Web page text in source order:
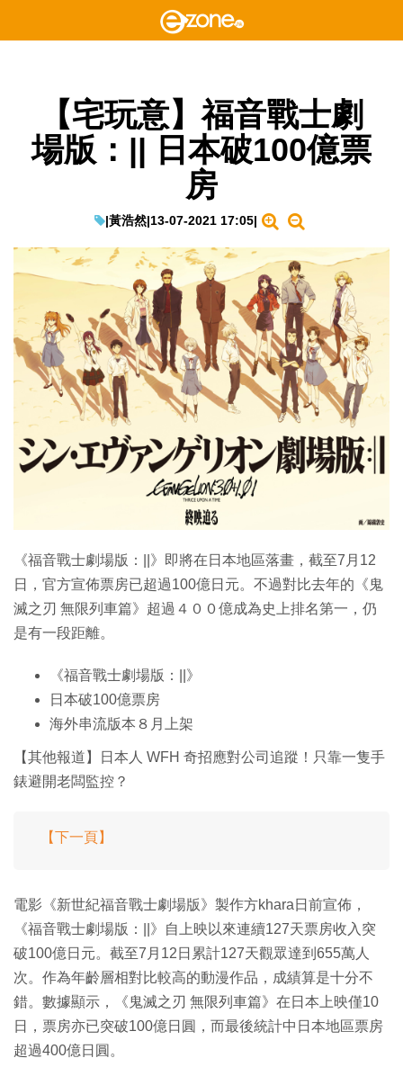
【宅玩意】福音戰士劇
場版：|| 日本破100億票
房
|黃浩然|13-07-2021 17:05|
《福音戰士劇場版：||》即將在日本地區落畫，截至7月12
日，官方宣佈票房已超過100億日元。不過對比去年的《鬼
滅之刃 無限列車篇》超過４００億成為史上排名第一，仍
是有一段距離。
《福音戰士劇場版：||》
日本破100億票房
海外串流版本８月上架
【其他報道】日本人 WFH 奇招應對公司追蹤！只靠一隻手
錶避開老闆監控？
【下一頁】
電影《新世紀福音戰士劇場版》製作方khara日前宣佈，
《福音戰士劇場版：||》自上映以來連續127天票房收入突
破100億日元。截至7月12日累計127天觀眾達到655萬人
次。作為年齡層相對比較高的動漫作品，成績算是十分不
錯。數據顯示，《鬼滅之刃 無限列車篇》在日本上映僅10
日，票房亦已突破100億日圓，而最後統計中日本地區票房
超過400億日圓。